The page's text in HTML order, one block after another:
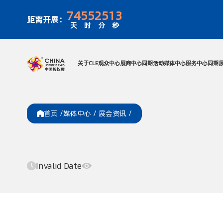
距离开展： 74
天
55
时
25
分
13
秒
首页 /媒体中心 / 展会资讯 /
Invalid Date